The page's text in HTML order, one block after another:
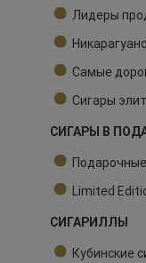
Лидеры
Самые
Сигары
СИГАРЫ В
Limited
СИГАРИЛЛЫ
Кубинские